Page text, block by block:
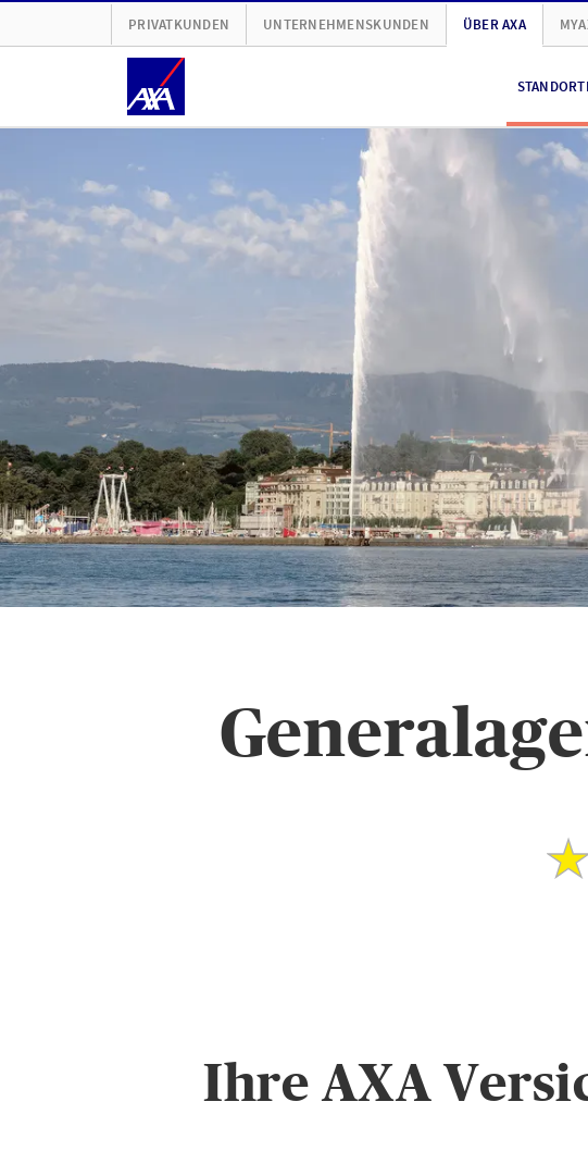
PRIVATKUNDEN UNTERNEHMENSKUNDEN ÜBER AXA
Ihre AXA